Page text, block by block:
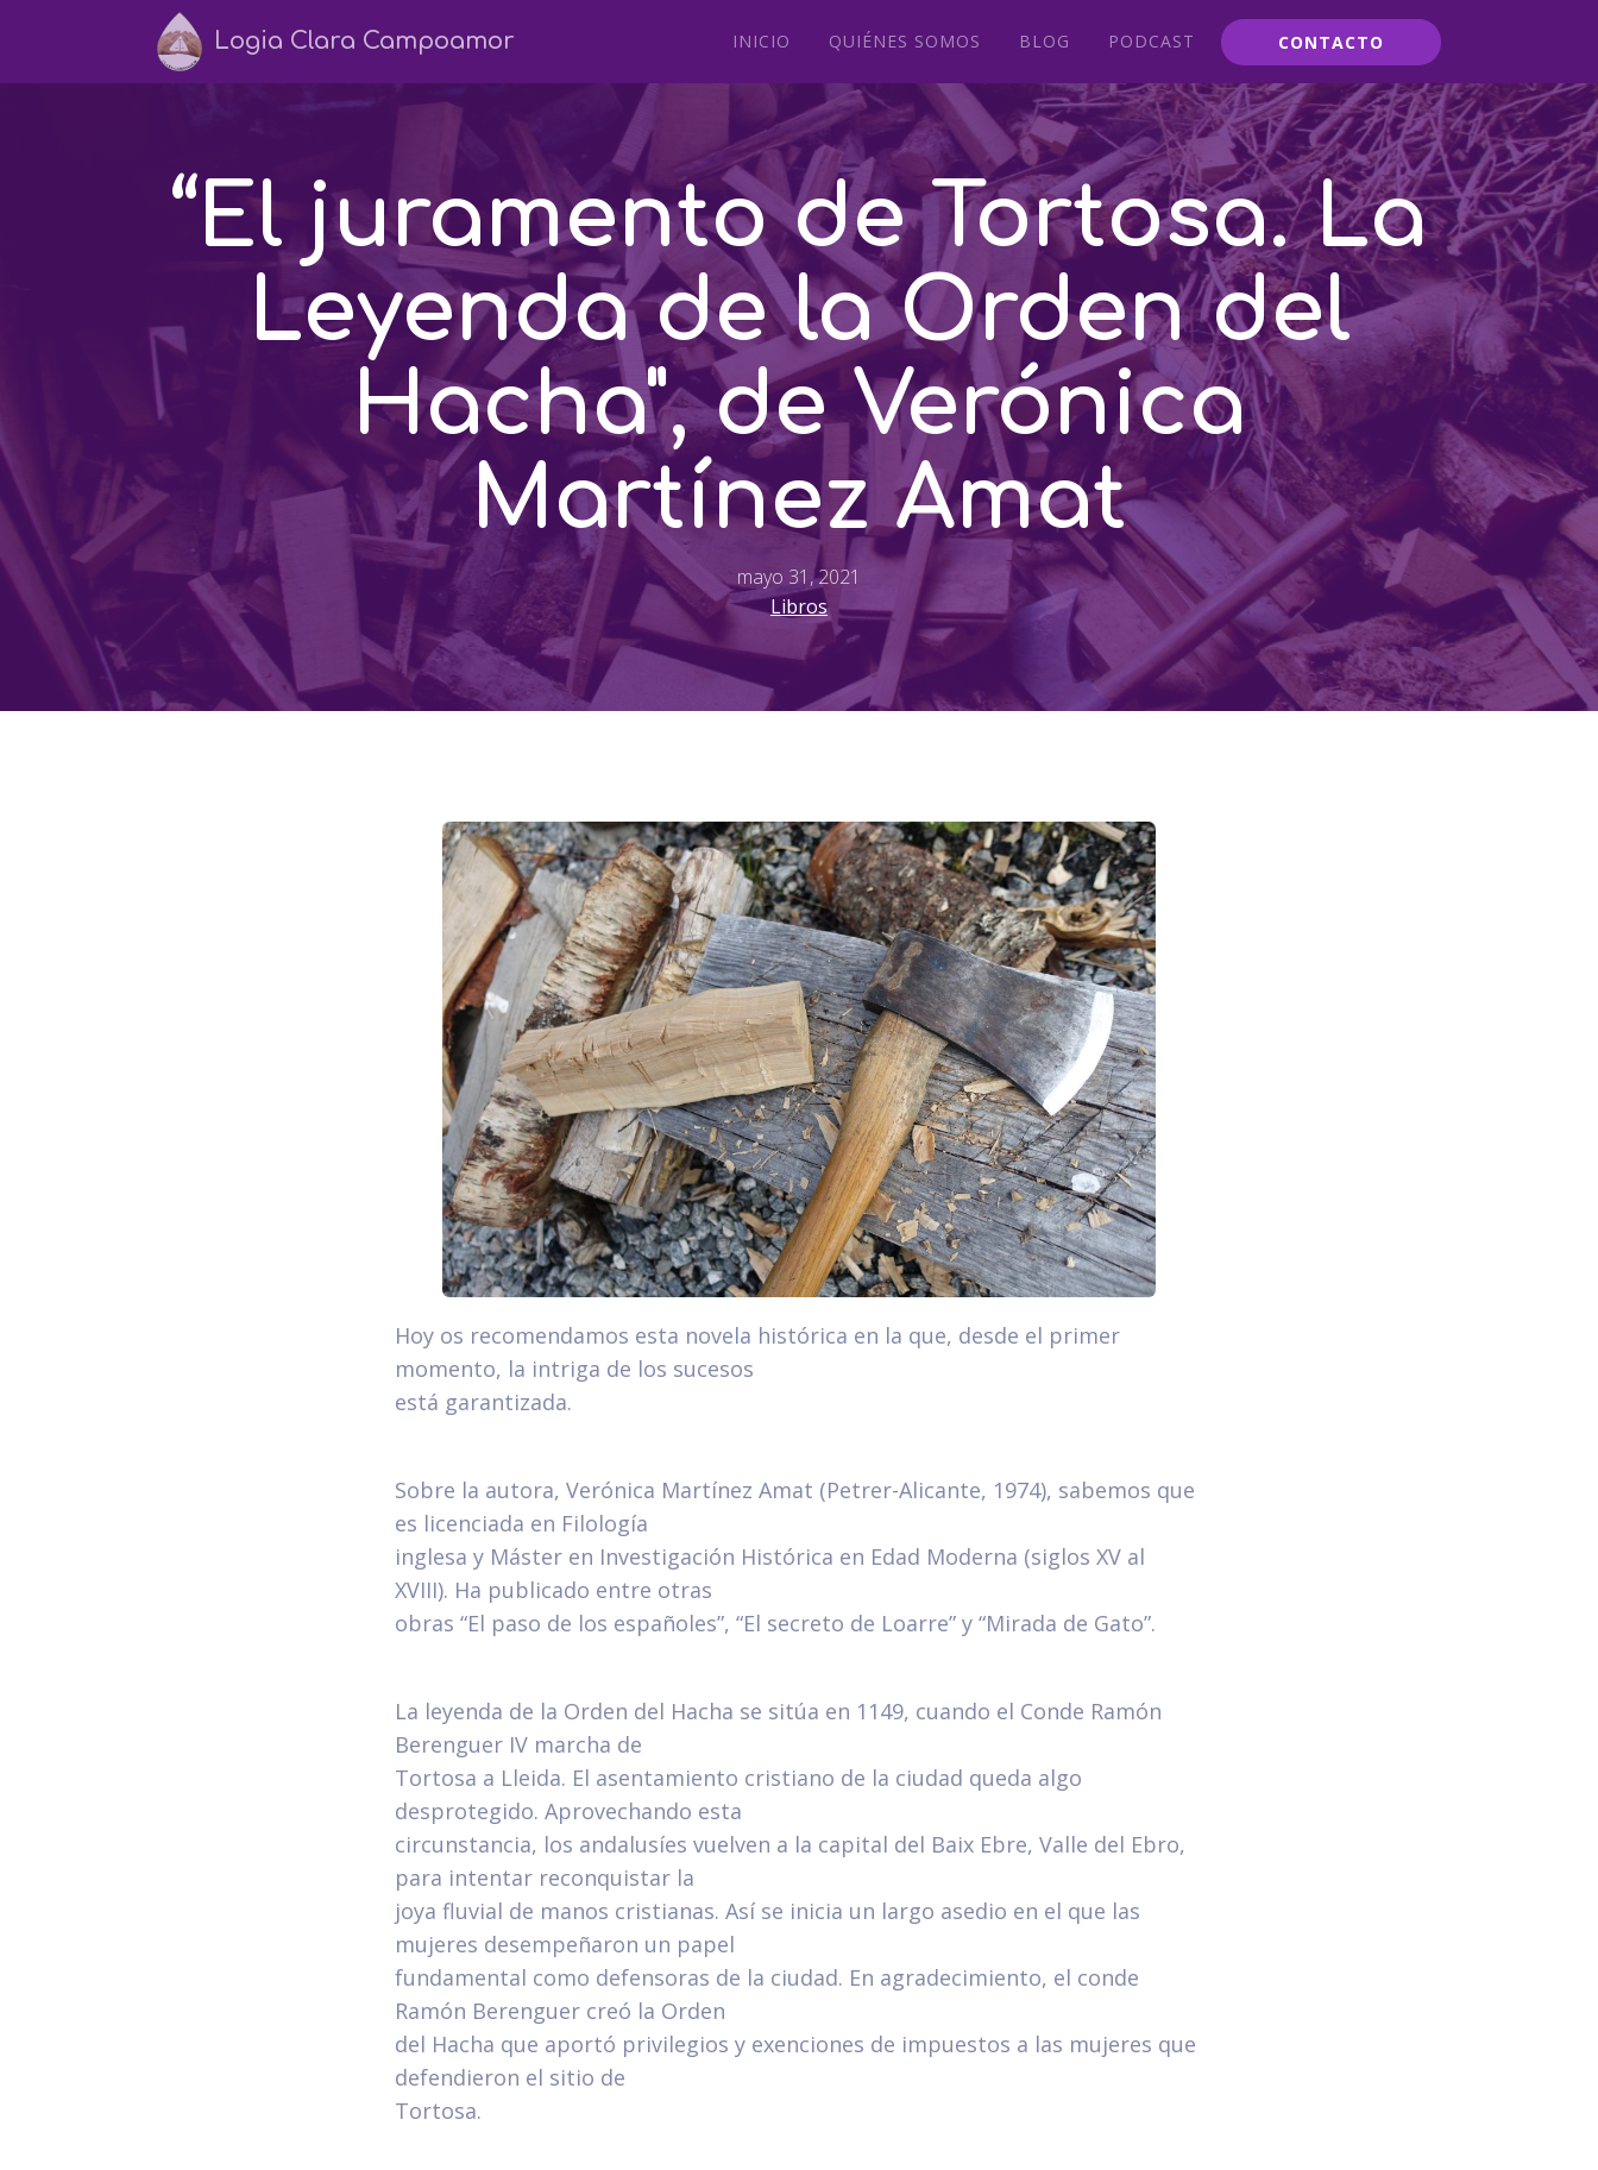
Logia Clara Campoamor INICIO QUIÉNES SOMOS BLOG PODCAST CONTACTO
“El juramento de Tortosa. La
Leyenda de la Orden del
Hacha", de Verónica
Martínez Amat
mayo 31, 2021
Libros
Hoy os recomendamos esta novela histórica en la que, desde el primer
momento, la intriga de los sucesos
está garantizada.
Sobre la autora, Verónica Martínez Amat (Petrer-Alicante, 1974), sabemos que
es licenciada en Filología
inglesa y Máster en Investigación Histórica en Edad Moderna (siglos XV al
XVIII). Ha publicado entre otras
obras “El paso de los españoles”, “El secreto de Loarre” y “Mirada de Gato”.
La leyenda de la Orden del Hacha se sitúa en 1149, cuando el Conde Ramón
Berenguer IV marcha de
Tortosa a Lleida. El asentamiento cristiano de la ciudad queda algo
desprotegido. Aprovechando esta
circunstancia, los andalusíes vuelven a la capital del Baix Ebre, Valle del Ebro,
para intentar reconquistar la
joya fluvial de manos cristianas. Así se inicia un largo asedio en el que las
mujeres desempeñaron un papel
fundamental como defensoras de la ciudad. En agradecimiento, el conde
Ramón Berenguer creó la Orden
del Hacha que aportó privilegios y exenciones de impuestos a las mujeres que
defendieron el sitio de
Tortosa.